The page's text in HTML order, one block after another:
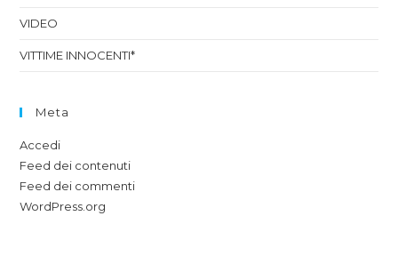
VIDEO
VITTIME INNOCENTI*
Meta
Accedi
Feed dei contenuti
Feed dei commenti
WordPress.org